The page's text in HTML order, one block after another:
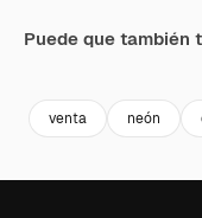
Puede que también
venta neón